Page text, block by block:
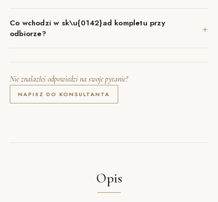
Co wchodzi w sk\u{0142}ad kompletu przy
odbiorze?
+
Nie znalazłeś odpowiedzi na swoje pytanie?
NAPISZ DO KONSULTANTA
Opis